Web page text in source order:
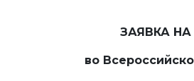
ЗАЯВКА
во